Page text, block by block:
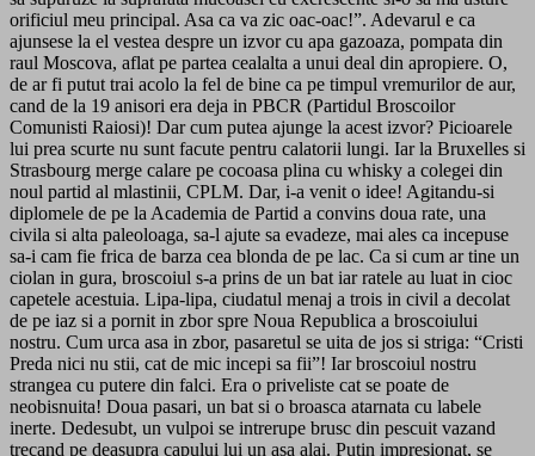
orificiul meu principal. Asa ca va zic oac-oac!”. Adevarul e ca
ajunsese la el vestea despre un izvor cu apa gazoaza, pompata din
raul Moscova, aflat pe partea cealalta a unui deal din apropiere. O,
de ar fi putut trai acolo la fel de bine ca pe timpul vremurilor de aur,
cand de la 19 anisori era deja in PBCR (Partidul Broscoilor
Comunisti Raiosi)! Dar cum putea ajunge la acest izvor? Picioarele
lui prea scurte nu sunt facute pentru calatorii lungi. Iar la Bruxelles si
Strasbourg merge calare pe cocoasa plina cu whisky a colegei din
noul partid al mlastinii, CPLM. Dar, i-a venit o idee! Agitandu-si
diplomele de pe la Academia de Partid a convins doua rate, una
civila si alta paleoloaga, sa-l ajute sa evadeze, mai ales ca incepuse
sa-i cam fie frica de barza cea blonda de pe lac. Ca si cum ar tine un
ciolan in gura, broscoiul s-a prins de un bat iar ratele au luat in cioc
capetele acestuia. Lipa-lipa, ciudatul menaj a trois in civil a decolat
de pe iaz si a pornit in zbor spre Noua Republica a broscoiului
nostru. Cum urca asa in zbor, pasaretul se uita de jos si striga: “Cristi
Preda nici nu stii, cat de mic incepi sa fii”! Iar broscoiul nostru
strangea cu putere din falci. Era o priveliste cat se poate de
neobisnuita! Doua pasari, un bat si o broasca atarnata cu labele
inerte. Dedesubt, un vulpoi se intrerupe brusc din pescuit vazand
trecand pe deasupra capului lui un asa alai. Putin impresionat, se